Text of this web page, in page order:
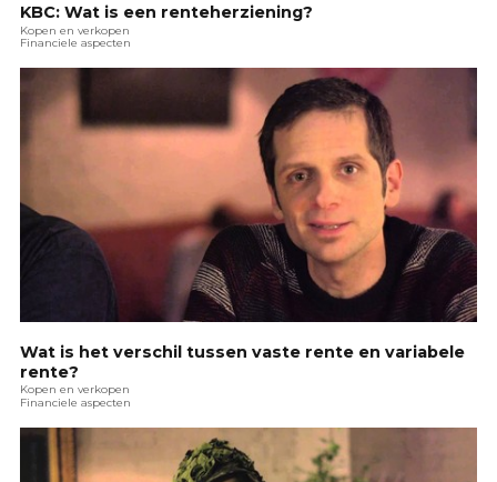
KBC: Wat is een renteherziening?
Kopen en verkopen
Financiele aspecten
Wat is het verschil tussen vaste rente en variabele
rente?
Kopen en verkopen
Financiele aspecten